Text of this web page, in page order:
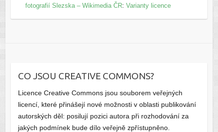
fotografií Slezska – Wikimedia ČR: Varianty licence
CO JSOU CREATIVE COMMONS?
Licence Creative Commons jsou souborem veřejných
licencí, které přinášejí nové možnosti v oblasti publikování
autorských děl: posilují pozici autora při rozhodování za
jakých podmínek bude dílo veřejně zpřístupněno.